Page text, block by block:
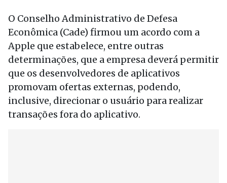
O Conselho Administrativo de Defesa
Econômica (Cade) firmou um acordo com a
Apple que estabelece, entre outras
determinações, que a empresa deverá permitir
que os desenvolvedores de aplicativos
promovam ofertas externas, podendo,
inclusive, direcionar o usuário para realizar
transações fora do aplicativo.